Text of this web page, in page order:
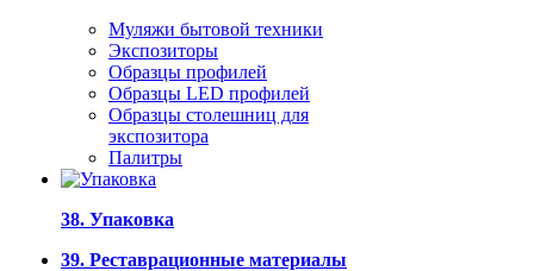
Муляжи бытовой техники
Экспозиторы
Образцы профилей
Образцы LED профилей
Образцы столешниц для
экспозитора
Палитры
38. Упаковка
39. Реставрационные материалы